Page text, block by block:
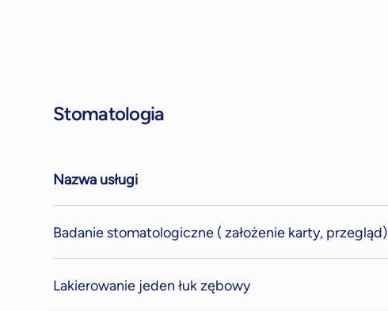
Stomatologia
Nazwa usługi
Badanie stomatologiczne ( założenie karty, przegląd)
Lakierowanie jeden łuk zębowy